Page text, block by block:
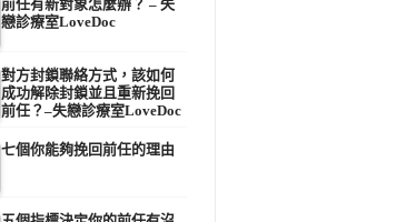
前任有新對象怎麼辦？ – 失
戀診療室LoveDoc
對方封鎖聯絡方式，該如何
成功解除封鎖並且重新挽回
前任？–失戀診療室LoveDoc
七個你能夠挽回前任的理由